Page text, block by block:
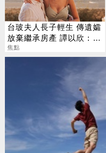
台玻夫人長子輕生 傳遺孀
放棄繼承房產 譚以欣：不
實內容二次傷害
焦點